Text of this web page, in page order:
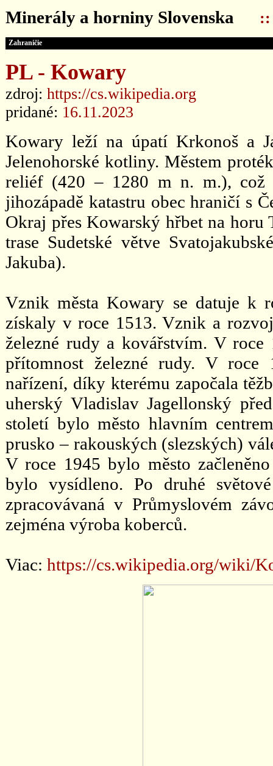
Minerály a horniny Slovenska ::
Zahraničie
PL - Kowary
zdroj: https://cs.wikipedia.org
pridané: 16.11.2023
Kowary leží na úpatí Krkonoš a
Jelenohorské kotliny. Městem
reliéf (420 – 1280 m n. m.), což
jihozápadě katastru obec hraničí s
Okraj přes Kowarský hřbet na horu
trase Sudetské větve
Jakuba).
Vznik města Kowary se datuje k
získaly v roce 1513. Vznik a
železné rudy a kovářstvím. V
přítomnost železné rudy. V
nařízení, díky kterému započala
uherský Vladislav Jagellonský
století bylo město hlavním
prusko – rakouských (slezských)
V roce 1945 bylo město
bylo vysídleno. Po druhé
zpracovávaná v Průmyslovém
zejména výroba koberců.
Viac: https://cs.wikipedia.org/wiki/